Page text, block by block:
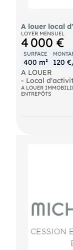
A louer local
LOYER MENSUEL
4 000 €
SURFACE
400 m²
120
A LOUER
- Local
entreprise en
sur Narbonne.
de
4x4 et accès
A LOUER
ENTREPÔTS